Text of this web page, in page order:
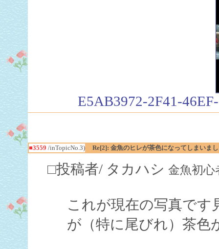
E5AB3972-2F41-
■3559 /inTopicNo.3) Re[2]: 金魚のヒレが茶色になってしまいまし
□投稿者/ タカハシ 金魚初心
これが現在の写真で
が（特に尾びれ）茶色